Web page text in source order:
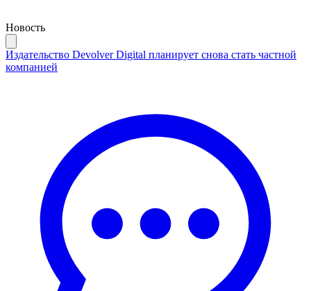
Новость
Издательство Devolver Digital планирует снова стать частной
компанией